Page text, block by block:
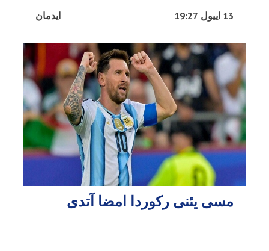
ایدمان 13 اییول 19:27
مسی یئنی رکوردا امضا آتدی